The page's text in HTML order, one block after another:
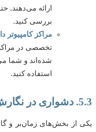
ارائه می‌دهند. حتماً
بررسی کنید.
مراکز کامپیوتر
تخصصی در مراکز
شده‌اند و شما
استفاده کنید.
از بخش‌های زمان‌بر و گاهی